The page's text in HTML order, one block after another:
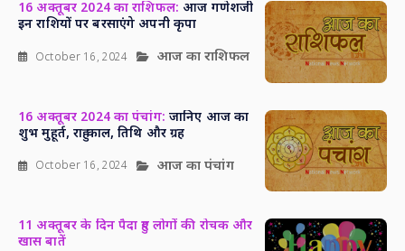
16 अक्तूबर 2024 का राशिफल: आज गणेशजी
इन राशियों पर बरसाएंगे अपनी कृपा
October 16, 2024 आज का राशिफल
16 अक्तूबर 2024 का पंचांग: जानिए आज का
शुभ मुहूर्त, राहु काल, तिथि और ग्रह
October 16, 2024 आज का पंचांग
11 अक्तूबर के दिन पैदा हुए लोगों की रोचक और
खास बातें